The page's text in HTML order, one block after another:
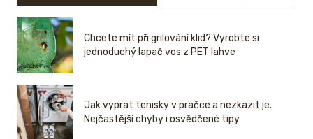
Chcete mít při grilování klid? Vyrobte si
jednoduchý lapač vos z PET lahve
Jak vyprat tenisky v pračce a nezkazit je.
Nejčastější chyby i osvědčené tipy